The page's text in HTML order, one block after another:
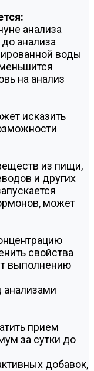
анализа
анализа
воды
на анализ
исказить
из пищи,
и других
может
свойства
выполнению
прием
за сутки до
добавок,